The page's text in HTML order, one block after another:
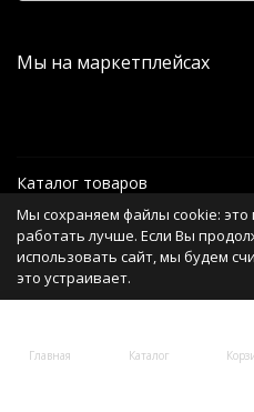
Главная Каталог
Мы на маркетплейсах
Каталог товаров
Информация
Политика персональных данных
Мы сохраняем файлы cookie: это
работать лучше. Если Вы
использовать сайт, мы будем
это устраивает.